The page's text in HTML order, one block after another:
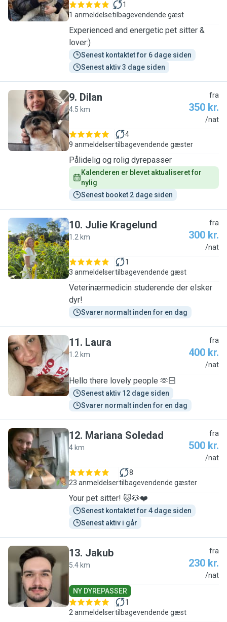
1 anmeldelse
1
tilbagevendende gæst
Experienced and energetic pet sitter &
lover:)
Senest kontaktet for 6 dage siden
Senest aktiv 3 dage siden
D
9. Dilan
4.5 km
fra
350 kr.
/nat
9 anmeldelser
4
tilbagevendende gæster
Pålidelig og rolig dyrepasser
Kalenderen er blevet aktualiseret for
nylig
Senest booket 2 dage siden
J
10. Julie Kragelund
1.2 km
fra
300 kr.
/nat
3 anmeldelser
1
tilbagevendende gæst
Veterinærmedicin studerende der elsker
dyr!
Svarer normalt inden for en dag
L
11. Laura
1.2 km
fra
400 kr.
/nat
Hello there lovely people 🫶🏻
Senest aktiv 12 dage siden
Svarer normalt inden for en dag
M
12. Mariana Soledad
4 km
fra
500 kr.
/nat
23 anmeldelser
8
tilbagevendende gæster
Your pet sitter! 🐱🐶❤️
Senest kontaktet for 4 dage siden
Senest aktiv i går
J
13. Jakub
5.4 km
fra
230 kr.
/nat
NY DYREPASSER
2 anmeldelser
1
tilbagevendende gæst